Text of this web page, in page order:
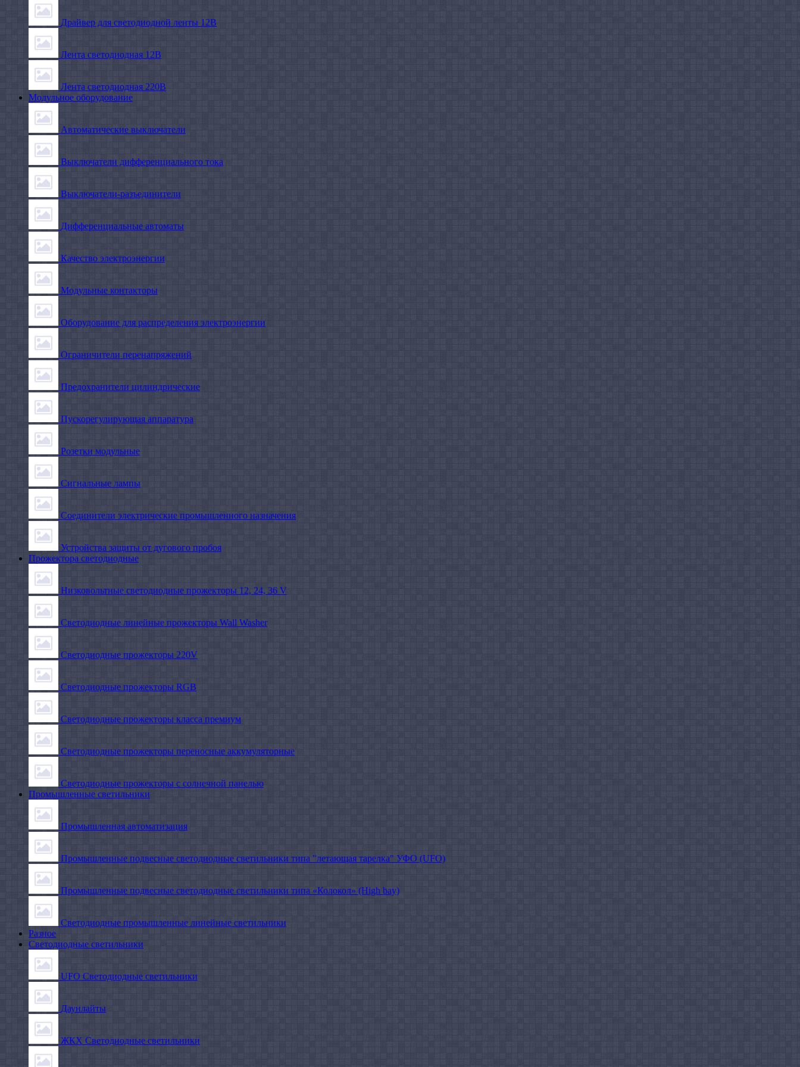
Драйвер для светодиодной ленты 12В
Лента светодиодная 12В
Лента светодиодная 220В
Модульное оборудование
Автоматические выключатели
Выключатели дифференциального тока
Выключатели-разъединители
Дифференциальные автоматы
Качество электроэнергии
Модульные контакторы
Оборудование для распределения электроэнергии
Ограничители перенапряжений
Предохранители цилиндрические
Пускорегулирующая аппаратура
Розетки модульные
Сигнальные лампы
Соединители электрические промышленного назначения
Устройства защиты от дугового пробоя
Прожектора светодиодные
Низковольтные светодиодные прожекторы 12, 24, 36 V
Светодиодные линейные прожекторы Wall Washer
Светодиодные прожекторы 220V
Светодиодные прожекторы RGB
Светодиодные прожекторы класса премиум
Светодиодные прожекторы переносные аккумуляторные
Светодиодные прожекторы с солнечной панелью
Промышленные светильники
Промышленная автоматизация
Промышленные подвесные cветодиодные светильники типа "летающая тарелка" УФО (UFO)
Промышленные подвесные cветодиодные светильники типа «Колокол» (High bay)
Светодиодные промышленные линейные светильники
Разное
Светодиодные светильники
UFO Светодиодные светильники
Даунлайты
ЖКХ Светодиодные светильники